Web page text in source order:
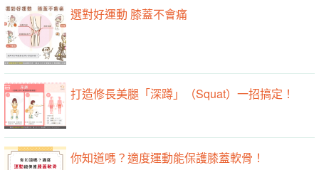
選對好運動 膝蓋不會痛
打造修長美腿「深蹲」（Squat）一招搞定！
你知道嗎？適度運動能保護膝蓋軟骨！